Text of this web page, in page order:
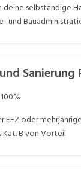
Sanierung
100%
EFZ oder
Kat. B von Vorteil